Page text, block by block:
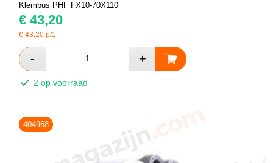
Klembus PHF FX10-70X110
€ 43,20
€43,20 p/1
2 op voorraad
404968